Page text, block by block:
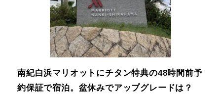
南紀白浜マリオットにチタン特典の48時間前予
約保証で宿泊。盆休みでアップグレードは？